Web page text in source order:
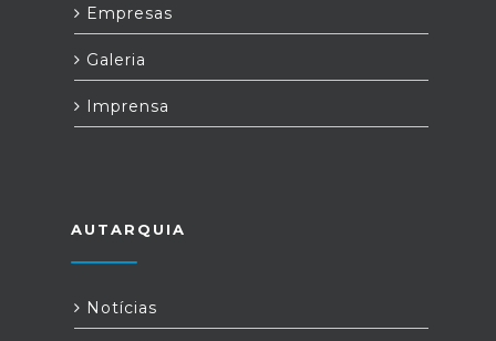
Empresas
Galeria
Imprensa
AUTARQUIA
Notícias